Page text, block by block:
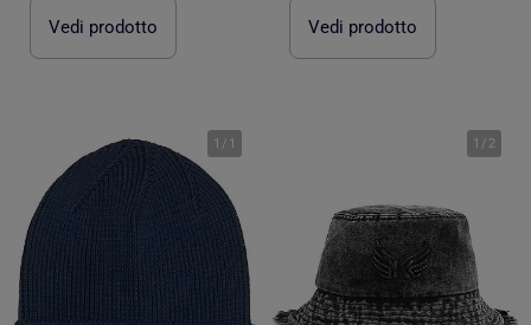
Vedi prodotto Vedi prodotto
1 / 1 1 / 2